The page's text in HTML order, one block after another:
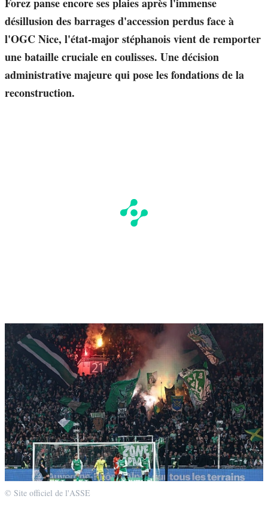
désillusion des barrages d'accession perdus face à
l'OGC Nice, l'état-major stéphanois vient de remporter
une bataille cruciale en coulisses. Une décision
administrative majeure qui pose les fondations de la
reconstruction.
© Site officiel de l'ASSE